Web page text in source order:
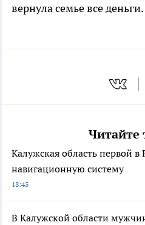
вернула семье все деньги.
Читайте
Калужская область первой в
навигационную систему
18:45
В Калужской области